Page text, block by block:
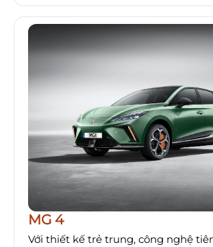
MG 4
Với thiết kế trẻ trung, công nghệ